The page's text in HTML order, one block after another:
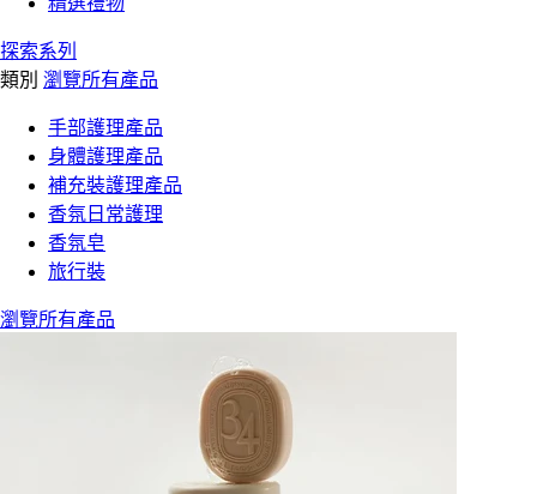
探索系列
類別 瀏覽所有產品
手部護理產品
身體護理產品
補充裝護理產品
香氛日常護理
香氛皂
旅行裝
瀏覽所有產品